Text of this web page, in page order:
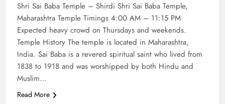
Shri Sai Baba Temple – Shirdi Shri Sai Baba Temple,
Maharashtra Temple Timings 4:00 AM – 11:15 PM
Expected heavy crowd on Thursdays and weekends.
Temple History The temple is located in Maharashtra,
India. Sai Baba is a revered spiritual saint who lived from
1838 to 1918 and was worshipped by both Hindu and
Muslim…
Read More